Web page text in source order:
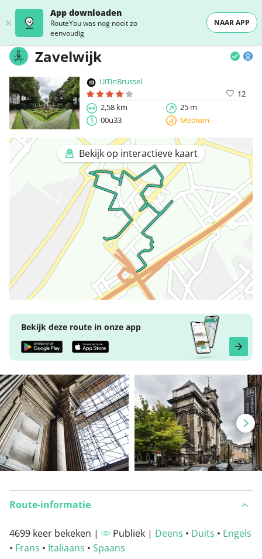
App downloaden
RouteYou was nog nooit zo
eenvoudig
NAAR APP
Zavelwijk
UiTinBrussel
12
2,58 km
25 m
00u33
Medium
Bekijk op interactieve kaart
Bekijk deze route in onze app
Route-informatie
4699 keer bekeken | Publiek | Deens • Duits • Engels
• Frans • Italiaans • Spaans